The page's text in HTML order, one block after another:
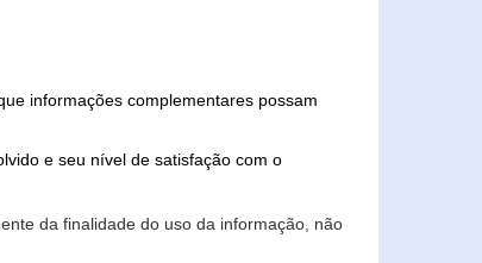
informações complementares possam
e seu nível de satisfação com o
da finalidade do uso da informação, não